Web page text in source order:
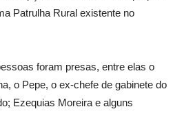
Patrulha Rural existente no
foram presas, entre elas o
o Pepe, o ex-chefe de gabinete do
Ezequias Moreira e alguns